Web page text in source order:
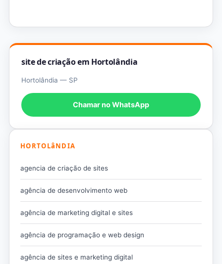
site de criação em Hortolândia
Hortolândia — SP
Chamar no WhatsApp
HORTOLâNDIA
agencia de criação de sites
agência de desenvolvimento web
agência de marketing digital e sites
agência de programação e web design
agência de sites e marketing digital